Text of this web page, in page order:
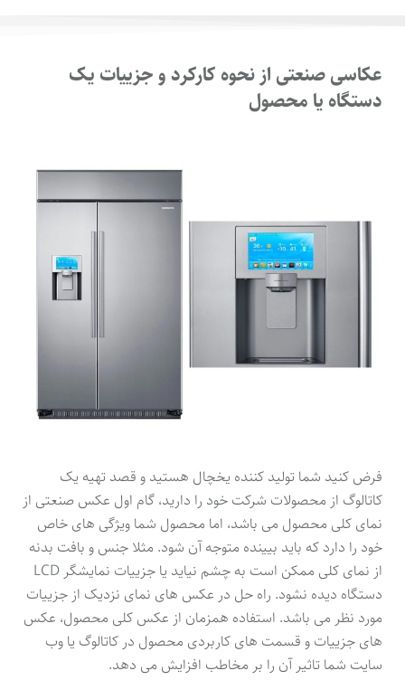
عکاسی صنعتی از نحوه کارکرد و جزییات یک
دستگاه یا محصول
فرض کنید شما تولید کننده یخچال هستید و قصد تهیه یک
کاتالوگ از محصولات شرکت خود را دارید، گام اول عکس صنعتی از
نمای کلی محصول می باشد، اما محصول شما ویژگی های خاص
خود را دارد که باید بیینده متوجه آن شود. مثلا جنس و بافت بدنه
از نمای کلی ممکن است به چشم نیاید یا جزییات نمایشگر LCD
دستگاه دیده نشود. راه حل در عکس های نمای نزدیک از جزییات
مورد نظر می باشد. استفاده همزمان از عکس کلی محصول، عکس
های جزییات و قسمت های کاربردی محصول در کاتالوگ یا وب
سایت شما تاثیر آن را بر مخاطب افزایش می دهد.